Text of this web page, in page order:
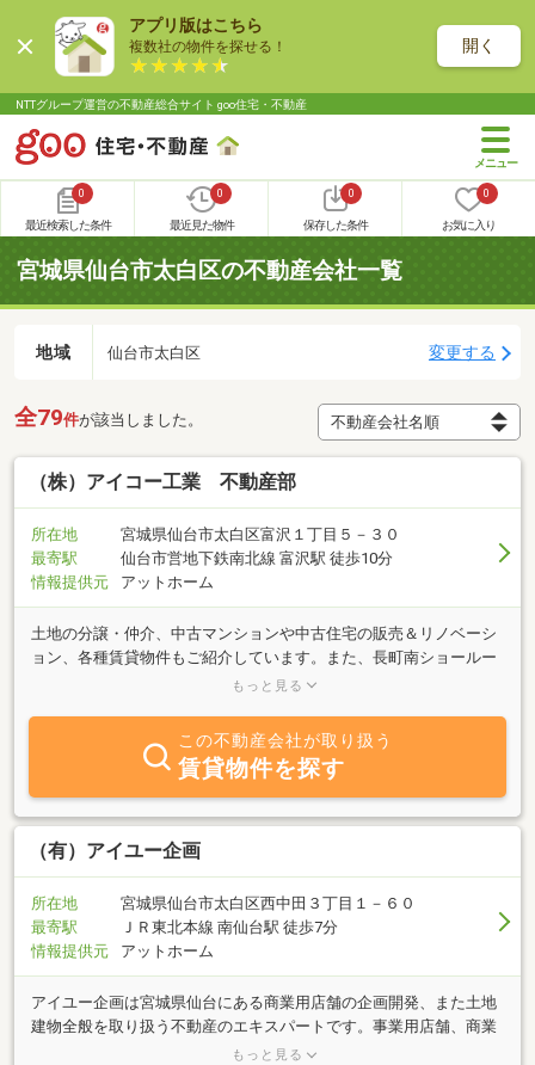
アプリ版はこちら
複数社の物件を探せる！ 開く
NTTグループ運営の不動産総合サイト goo住宅・不動産
0
最近検索した条件
0
最近見た物件
0
保存した条件
0
お気に入り
宮城県仙台市太白区の不動産会社一覧
地域 仙台市太白区 変更する
全79件が該当しました。
（株）アイコー工業 不動産部
所在地
宮城県仙台市太白区富沢１丁目５－３０
最寄駅
仙台市営地下鉄南北線 富沢駅 徒歩10分
情報提供元
アットホーム
土地の分譲・仲介、中古マンションや中古住宅の販売＆リノベーシ
ョン、各種賃貸物件もご紹介しています。また、長町南ショールー
ムでは、住宅のリノベーション、ジブンハウスのご紹介・ご相談を
ご提供しております。ご来店は事前予約をお願い致します。
もっと見る
この不動産会社が取り扱う
賃貸物件を探す
（有）アイユー企画
所在地
宮城県仙台市太白区西中田３丁目１－６０
最寄駅
ＪＲ東北本線 南仙台駅 徒歩7分
情報提供元
アットホーム
アイユー企画は宮城県仙台にある商業用店舗の企画開発、また土地
建物全般を取り扱う不動産のエキスパートです。事業用店舗、商業
用店舗を中心に取り扱っておりますが宮城県の不動産に関する事な
もっと見る